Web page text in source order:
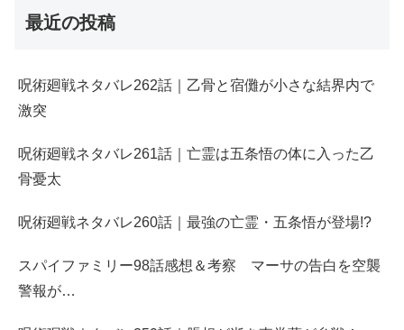
最近の投稿
呪術廻戦ネタバレ262話｜乙骨と宿儺が小さな結界内で
激突
呪術廻戦ネタバレ261話｜亡霊は五条悟の体に入った乙
骨憂太
呪術廻戦ネタバレ260話｜最強の亡霊・五条悟が登場!?
スパイファミリー98話感想＆考察 マーサの告白を空襲
警報が…